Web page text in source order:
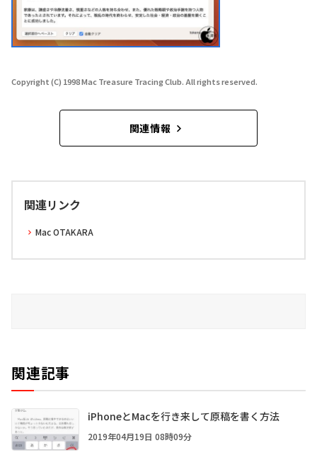
Copyright (C) 1998 Mac Treasure Tracing Club. All rights reserved.
関連情報
関連リンク
Mac OTAKARA
関連記事
iPhoneとMacを行き来して原稿を書く方法
2019年04月19日 08時09分